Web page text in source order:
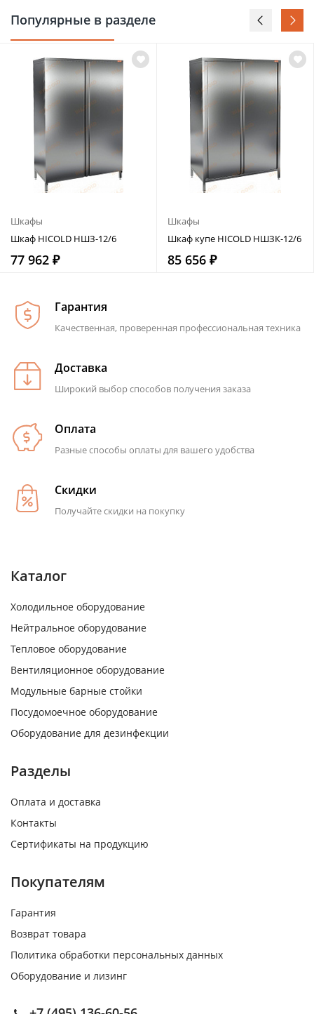
Популярные в разделе
Шкафы
Шкаф HICOLD НШЗ-12/6
77 962 ₽
Шкафы
Шкаф купе HICOLD НШЗК-12/6
85 656 ₽
Гарантия
Качественная, проверенная профессиональная техника
Доставка
Широкий выбор способов получения заказа
Оплата
Разные способы оплаты для вашего удобства
Скидки
Получайте скидки на покупку
Каталог
Холодильное оборудование
Нейтральное оборудование
Тепловое оборудование
Вентиляционное оборудование
Модульные барные стойки
Посудомоечное оборудование
Оборудование для дезинфекции
Разделы
Оплата и доставка
Контакты
Сертификаты на продукцию
Покупателям
Гарантия
Возврат товара
Политика обработки персональных данных
Оборудование и лизинг